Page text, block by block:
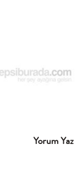
Yorum Yaz